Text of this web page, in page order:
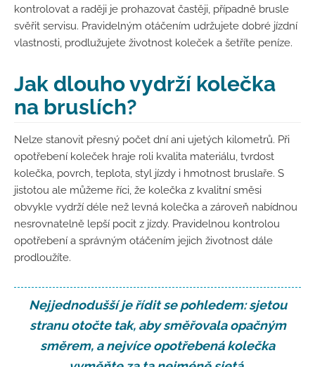
kontrolovat a raději je prohazovat častěji, případně brusle
svěřit servisu. Pravidelným otáčením udržujete dobré jízdní
vlastnosti, prodlužujete životnost koleček a šetříte peníze.
Jak dlouho vydrží kolečka
na bruslích?
Nelze stanovit přesný počet dní ani ujetých kilometrů. Při
opotřebení koleček hraje roli kvalita materiálu, tvrdost
kolečka, povrch, teplota, styl jízdy i hmotnost bruslaře. S
jistotou ale můžeme říci, že kolečka z kvalitní směsi
obvykle vydrží déle než levná kolečka a zároveň nabídnou
nesrovnatelně lepší pocit z jízdy. Pravidelnou kontrolou
opotřebení a správným otáčením jejich životnost dále
prodloužíte.
Nejjednodušší je řídit se pohledem: sjetou
stranu otočte tak, aby směřovala opačným
směrem, a nejvíce opotřebená kolečka